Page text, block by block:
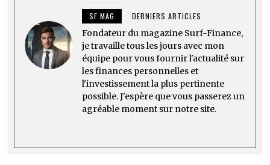
SF MAG DERNIERS ARTICLES
Fondateur du magazine Surf-Finance,
je travaille tous les jours avec mon
équipe pour vous fournir l'actualité sur
les finances personnelles et
l'investissement la plus pertinente
possible. J'espère que vous passerez un
agréable moment sur notre site.